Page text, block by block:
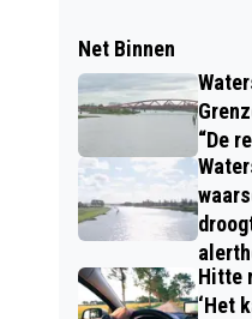
Net Binnen
“De
Hitte
‘Het